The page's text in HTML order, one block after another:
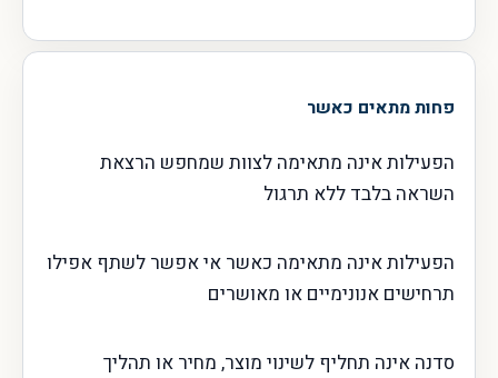
פחות מתאים כאשר
הפעילות אינה מתאימה לצוות שמחפש הרצאת
השראה בלבד ללא תרגול
הפעילות אינה מתאימה כאשר אי אפשר לשתף אפילו
תרחישים אנונימיים או מאושרים
סדנה אינה תחליף לשינוי מוצר, מחיר או תהליך